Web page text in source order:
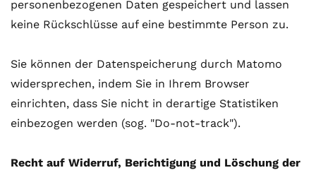
personenbezogenen Daten gespeichert und lassen
keine Rückschlüsse auf eine bestimmte Person zu.
Sie können der Datenspeicherung durch Matomo
widersprechen, indem Sie in Ihrem Browser
einrichten, dass Sie nicht in derartige Statistiken
einbezogen werden (sog. "Do-not-track").
Recht auf Widerruf, Berichtigung und Löschung der